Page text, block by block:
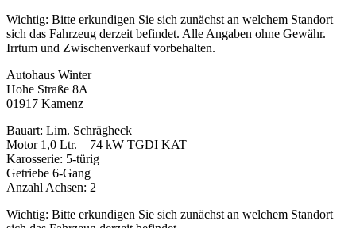
Wichtig: Bitte erkundigen Sie sich zunächst an welchem Standort
sich das Fahrzeug derzeit befindet. Alle Angaben ohne Gewähr.
Irrtum und Zwischenverkauf vorbehalten.
Autohaus Winter
Hohe Straße 8A
01917 Kamenz
Bauart: Lim. Schrägheck
Motor 1,0 Ltr. – 74 kW TGDI KAT
Karosserie: 5-türig
Getriebe 6-Gang
Anzahl Achsen: 2
Wichtig: Bitte erkundigen Sie sich zunächst an welchem Standort